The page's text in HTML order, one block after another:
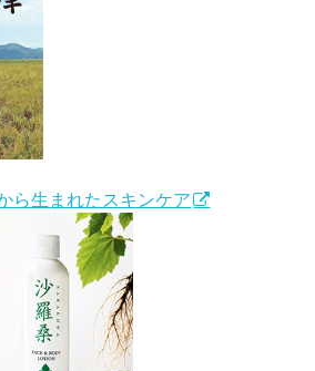
生まれたスキンケア